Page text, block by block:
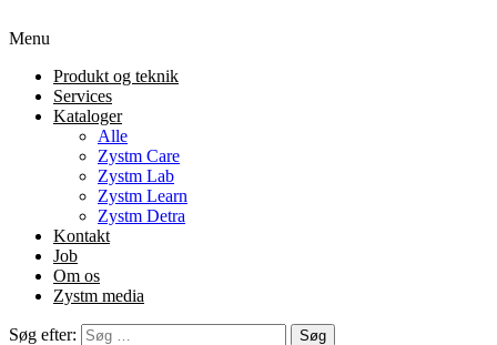
Menu
Produkt og teknik
Services
Kataloger
Alle
Zystm Care
Zystm Lab
Zystm Learn
Zystm Detra
Kontakt
Job
Om os
Zystm media
Søg efter: